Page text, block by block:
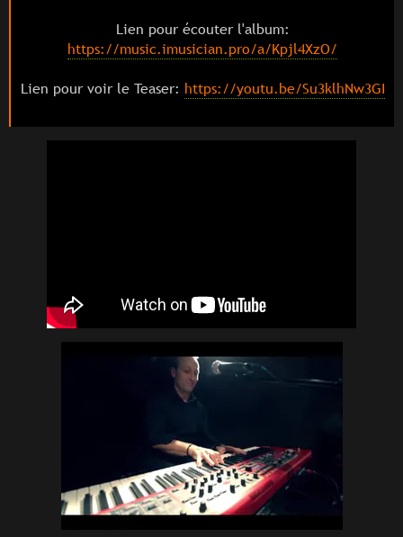
Lien pour écouter l'album:
https://music.imusician.pro/a/Kpjl4XzO/
Lien pour voir le Teaser: https://youtu.be/Su3klhNw3GI